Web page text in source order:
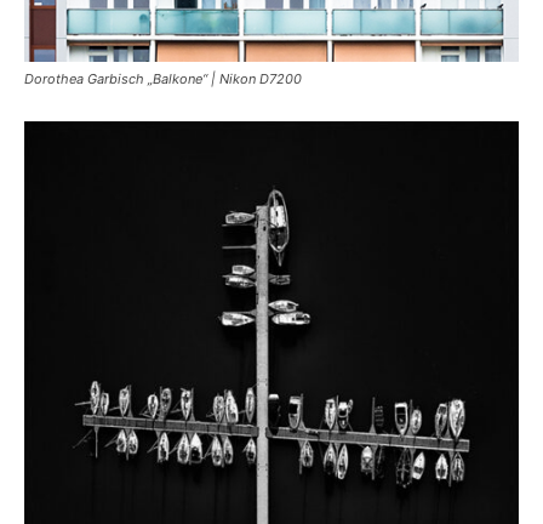
Dorothea Garbisch „Balkone“ | Nikon D7200